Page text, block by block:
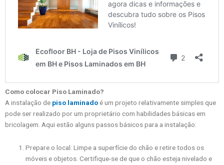
Como colocar Piso Laminado?
A instalação de piso laminadoé um projeto relativamente simples que
pode ser realizado por um proprietário com habilidades básicas em
bricolagem. Aqui estão alguns passos básicos para a instalação:
Prepare o local: Limpe a superfície do chão e retire todos os
móveis e objetos. Certifique-se de que o chão esteja nivelado e